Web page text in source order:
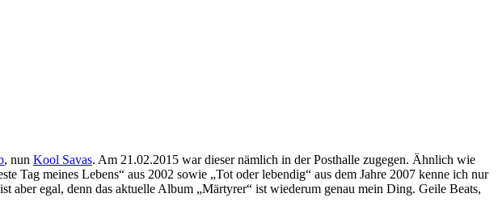
, nun Kool Savas. Am 21.02.2015 war dieser nämlich in der Posthalle zugegen. Ähnlich wie
meines Lebens“ aus 2002 sowie „Tot oder lebendig“ aus dem Jahre 2007 kenne ich nur
egal, denn das aktuelle Album „Märtyrer“ ist wiederum genau mein Ding. Geile Beats,